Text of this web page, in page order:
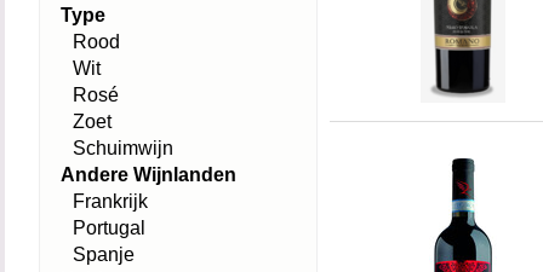
Type
Rood
Wit
Rosé
Zoet
Schuimwijn
Andere Wijnlanden
Frankrijk
Portugal
Spanje